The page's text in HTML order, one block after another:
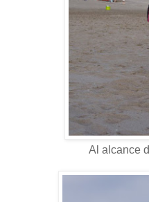
Al alcance